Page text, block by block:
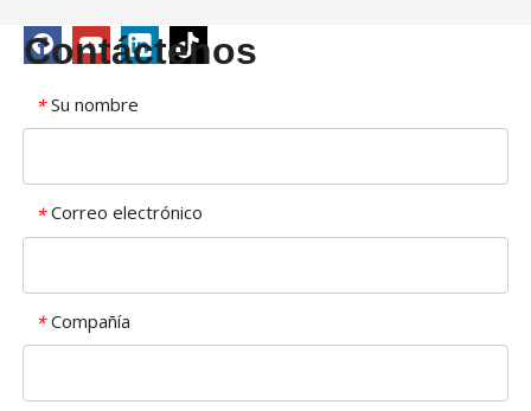
Contáctenos
* Su nombre
* Correo electrónico
* Compañía